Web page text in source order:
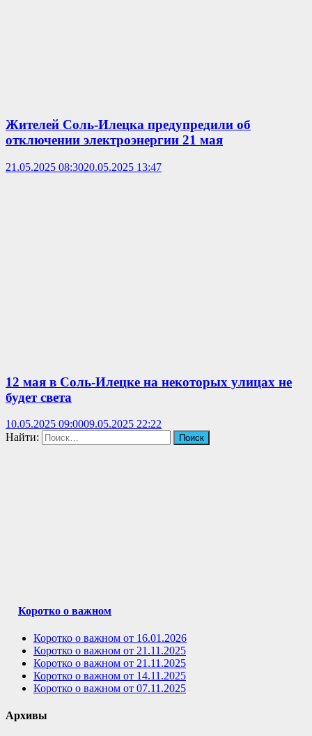
Жителей Соль-Илецка предупредили об
отключении электроэнергии 21 мая
21.05.2025 08:3020.05.2025 13:47
12 мая в Соль-Илецке на некоторых улицах не
будет света
10.05.2025 09:0009.05.2025 22:22
Найти:
Коротко о важном
Коротко о важном от 16.01.2026
Коротко о важном от 21.11.2025
Коротко о важном от 21.11.2025
Коротко о важном от 14.11.2025
Коротко о важном от 07.11.2025
Архивы